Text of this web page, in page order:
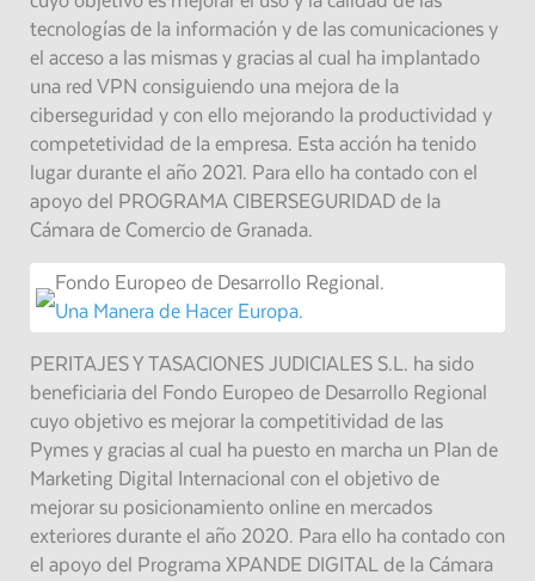
tecnologías de la información y de las comunicaciones y
el acceso a las mismas y gracias al cual ha implantado
una red VPN consiguiendo una mejora de la
ciberseguridad y con ello mejorando la productividad y
competetividad de la empresa. Esta acción ha tenido
lugar durante el año 2021. Para ello ha contado con el
apoyo del PROGRAMA CIBERSEGURIDAD de la
Cámara de Comercio de Granada.
Fondo Europeo de Desarrollo Regional.
Una Manera de Hacer Europa.
PERITAJES Y TASACIONES JUDICIALES S.L. ha sido
beneficiaria del Fondo Europeo de Desarrollo Regional
cuyo objetivo es mejorar la competitividad de las
Pymes y gracias al cual ha puesto en marcha un Plan de
Marketing Digital Internacional con el objetivo de
mejorar su posicionamiento online en mercados
exteriores durante el año 2020. Para ello ha contado con
el apoyo del Programa XPANDE DIGITAL de la Cámara